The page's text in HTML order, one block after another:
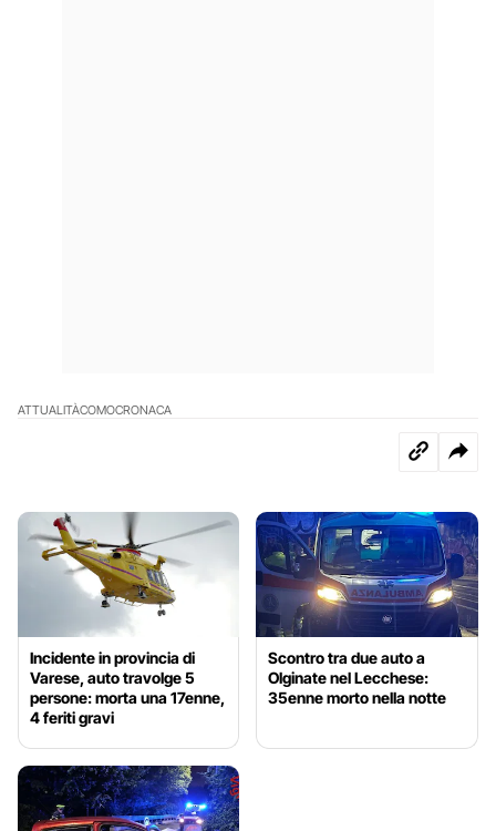
ATTUALITÀCOMOCRONACA
Incidente in provincia di
Varese, auto travolge 5
persone: morta una 17enne,
4 feriti gravi
Scontro tra due auto a
Olginate nel Lecchese:
35enne morto nella notte